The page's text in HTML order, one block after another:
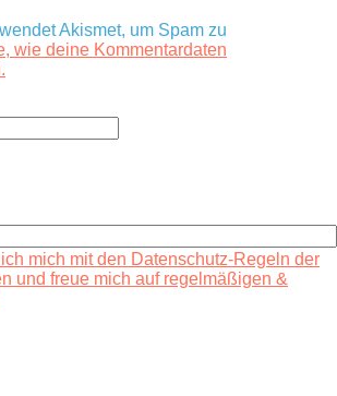
Akismet, um Spam zu
wie deine Kommentardaten
mich mit den Datenschutz-Regeln der
und freue mich auf regelmäßigen &